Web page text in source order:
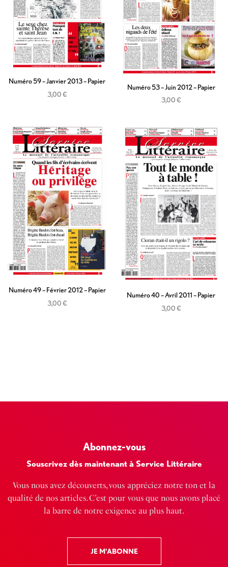
Numéro 59 – Janvier 2013 – Papier
3,00€
Numéro 53 – Juin 2012 – Papier
3,00€
Numéro 49 – Février 2012 – Papier
3,00€
Numéro 40 – Avril 2011 – Papier
3,00€
Abonnez-vous
Souscrivez dès maintenant à Service Littéraire
Vous nous avez découverts, vous appréciez notre ton et la
qualité de nos articles. C’est pour vous que nous avons placé
la barre de notre exigence au plus haut.
JE M'ABONNE